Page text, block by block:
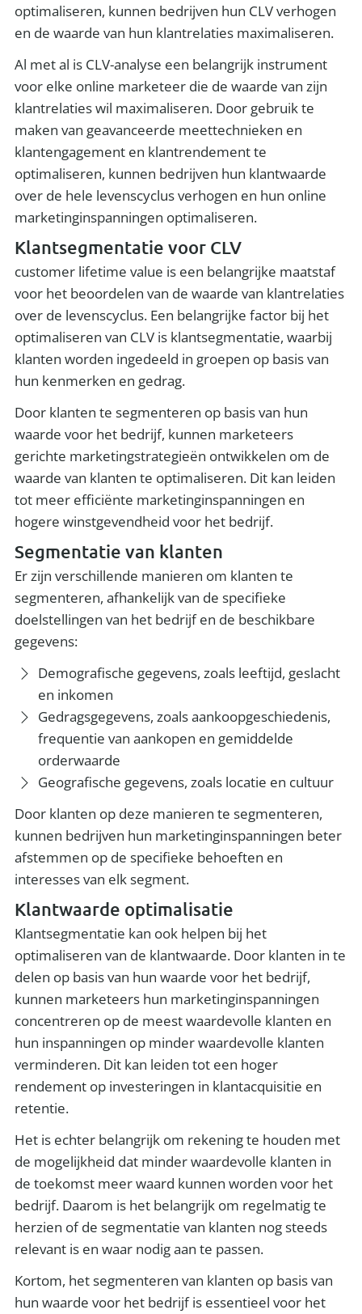
optimaliseren, kunnen bedrijven hun CLV verhogen
en de waarde van hun klantrelaties maximaliseren.
Al met al is CLV-analyse een belangrijk instrument
voor elke online marketeer die de waarde van zijn
klantrelaties wil maximaliseren. Door gebruik te
maken van geavanceerde meettechnieken en
klantengagement en klantrendement te
optimaliseren, kunnen bedrijven hun klantwaarde
over de hele levenscyclus verhogen en hun online
marketinginspanningen optimaliseren.
Klantsegmentatie voor CLV
customer lifetime value is een belangrijke maatstaf
voor het beoordelen van de waarde van klantrelaties
over de levenscyclus. Een belangrijke factor bij het
optimaliseren van CLV is klantsegmentatie, waarbij
klanten worden ingedeeld in groepen op basis van
hun kenmerken en gedrag.
Door klanten te segmenteren op basis van hun
waarde voor het bedrijf, kunnen marketeers
gerichte marketingstrategieën ontwikkelen om de
waarde van klanten te optimaliseren. Dit kan leiden
tot meer efficiënte marketinginspanningen en
hogere winstgevendheid voor het bedrijf.
Segmentatie van klanten
Er zijn verschillende manieren om klanten te
segmenteren, afhankelijk van de specifieke
doelstellingen van het bedrijf en de beschikbare
gegevens:
Demografische gegevens, zoals leeftijd, geslacht
en inkomen
Gedragsgegevens, zoals aankoopgeschiedenis,
frequentie van aankopen en gemiddelde
orderwaarde
Geografische gegevens, zoals locatie en cultuur
Door klanten op deze manieren te segmenteren,
kunnen bedrijven hun marketinginspanningen beter
afstemmen op de specifieke behoeften en
interesses van elk segment.
Klantwaarde optimalisatie
Klantsegmentatie kan ook helpen bij het
optimaliseren van de klantwaarde. Door klanten in te
delen op basis van hun waarde voor het bedrijf,
kunnen marketeers hun marketinginspanningen
concentreren op de meest waardevolle klanten en
hun inspanningen op minder waardevolle klanten
verminderen. Dit kan leiden tot een hoger
rendement op investeringen in klantacquisitie en
retentie.
Het is echter belangrijk om rekening te houden met
de mogelijkheid dat minder waardevolle klanten in
de toekomst meer waard kunnen worden voor het
bedrijf. Daarom is het belangrijk om regelmatig te
herzien of de segmentatie van klanten nog steeds
relevant is en waar nodig aan te passen.
Kortom, het segmenteren van klanten op basis van
hun waarde voor het bedrijf is essentieel voor het